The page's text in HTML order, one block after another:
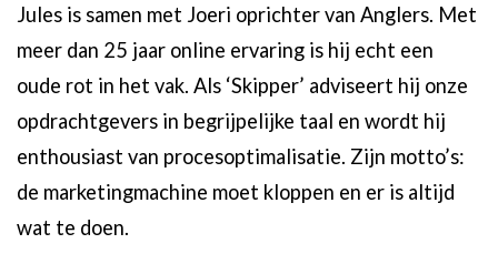
Jules is samen met Joeri oprichter van Anglers. Met
meer dan 25 jaar online ervaring is hij echt een
oude rot in het vak. Als ‘Skipper’ adviseert hij onze
opdrachtgevers in begrijpelijke taal en wordt hij
enthousiast van procesoptimalisatie. Zijn motto’s:
de marketingmachine moet kloppen en er is altijd
wat te doen.